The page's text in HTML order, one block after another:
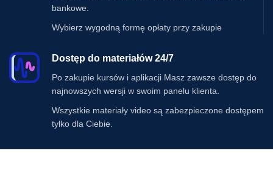
bankowe.
Wybierz wygodną formę opłaty przy zakupie
Dostęp do materiałów 24/7
Po zakupie kursów i aplikacji Masz zawsze dostęp do
najnowszych wersji w swoim panelu klienta.
Wszystkie materiały video są zabezpieczone dostępem
tylko dla Ciebie.